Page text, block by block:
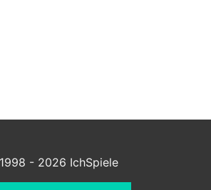
- 2026 IchSpiele